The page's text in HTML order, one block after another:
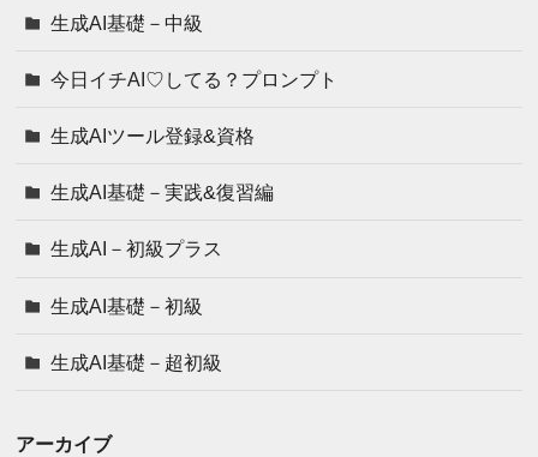
生成AI基礎－中級
今日イチAI♡してる？プロンプト
生成AIツール登録&資格
生成AI基礎－実践&復習編
生成AI－初級プラス
生成AI基礎－初級
生成AI基礎－超初級
アーカイブ